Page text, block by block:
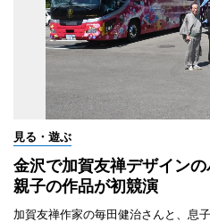
見る・遊ぶ
金沢で加賀友禅デザイン
親子の作品が初競演
加賀友禅作家の毎田健治さんと、息